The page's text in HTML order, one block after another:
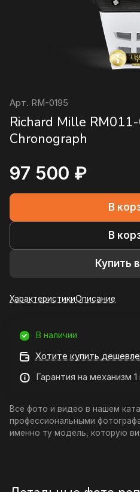
Арт. RM-0195
Richard Mille
Chronograph
97 500 ₽
В
В
Купить
ХарактеристикиОписание
В наличии
Хотите купить
Гарантия на механизм 1
Все фото и видео в нашем
профессиональными
именно ту модель, которую